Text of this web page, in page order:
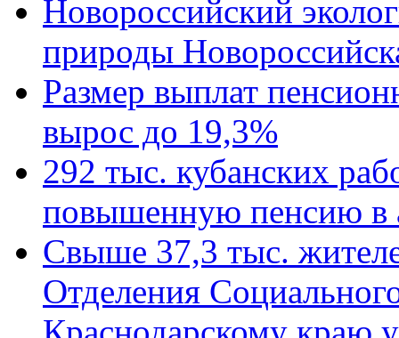
Новороссийский
природы
Размер выплат
вырос до 19,3%
292 тыс. кубанских
повышенную пенсию в
Свыше 37,3 тыс.
Отделения